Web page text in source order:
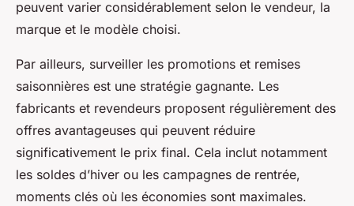
peuvent varier considérablement selon le vendeur, la
marque et le modèle choisi.
Par ailleurs, surveiller les promotions et remises
saisonnières est une stratégie gagnante. Les
fabricants et revendeurs proposent régulièrement des
offres avantageuses qui peuvent réduire
significativement le prix final. Cela inclut notamment
les soldes d’hiver ou les campagnes de rentrée,
moments clés où les économies sont maximales.